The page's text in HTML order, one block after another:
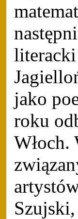
jako
roku
Włoch.